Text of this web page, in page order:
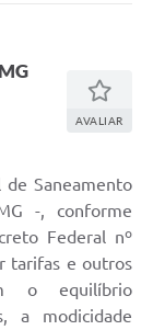
AVALIAR
de Saneamento
-, conforme
Federal nº
tarifas e outros
o equilíbrio
a modicidade